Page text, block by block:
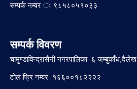
सम्पर्क नम्वर ः ९८५८०५१०३३
सम्पर्क विवरण
चामुण्डाविन्द्रासैनी नगरपालिका ६ जम्बुकाँध,दैलेख
टाेल फ्रि नम्वर १६६००१८२२२२